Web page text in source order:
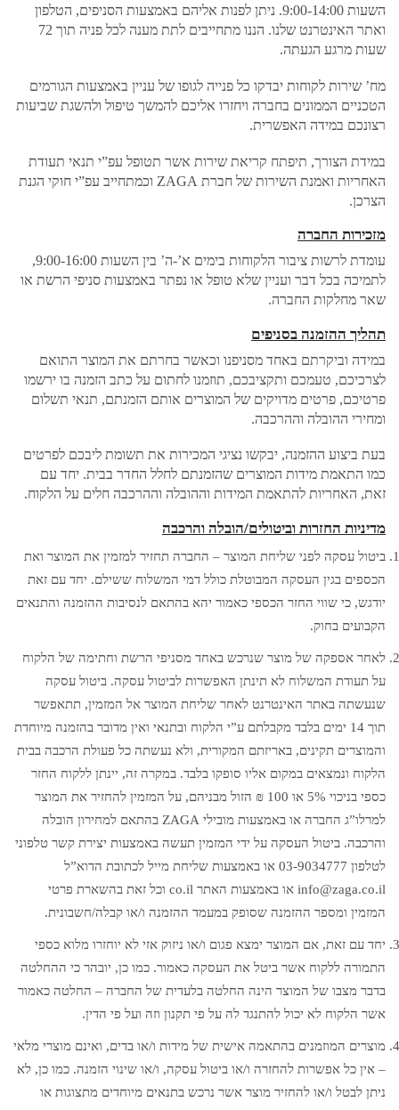
השעות 9:00-14:00. ניתן לפנות אליהם באמצעות הסניפים, הטלפון
ואתר האינטרנט שלנו. הננו מתחייבים לתת מענה לכל פניה תוך 72
שעות מרגע הגעתה.
מח’ שירות לקוחות יבדקו כל פנייה לגופו של עניין באמצעות הגורמים
הטכניים הממונים בחברה ויחזרו אליכם להמשך טיפול ולהשגת שביעות
רצונכם במידה האפשרית.
במידת הצורך, תיפתח קריאת שירות אשר תטופל עפ”י תנאי תעודת
האחריות ואמנת השירות של חברת ZAGA וכמתחייב עפ”י חוקי הגנת
הצרכן.
מזכירות החברה
עומדת לרשות ציבור הלקוחות בימים א’-ה’ בין השעות 9:00-16:00,
לתמיכה בכל דבר ועניין שלא טופל או נפתר באמצעות סניפי הרשת או
שאר מחלקות החברה.
תהליך ההזמנה בסניפים
במידה וביקרתם באחד מסניפנו וכאשר בחרתם את המוצר התואם
לצרכיכם, טעמכם ותקציבכם, תוזמנו לחתום על כתב הזמנה בו ירשמו
פרטיכם, פרטים מדויקים של המוצרים אותם הזמנתם, תנאי תשלום
ומחירי ההובלה וההרכבה.
בעת ביצוע ההזמנה, יבקשו נציגי המכירות את תשומת ליבכם לפרטים
כמו התאמת מידות המוצרים שהזמנתם לחלל החדר בבית. יחד עם
זאת, האחריות להתאמת המידות וההובלה וההרכבה חלים על הלקוח.
מדיניות החזרות וביטולים/הובלה והרכבה
ביטול עסקה לפני שליחת המוצר – החברה תחזיר למזמין את המוצר ואת
הכספים בגין העסקה המבוטלת כולל דמי המשלוח ששילם. יחד עם זאת
יודגש, כי שווי החזר הכספי כאמור יהא בהתאם לנסיבות ההזמנה והתנאים
הקבועים בחוק.
לאחר אספקה של מוצר שנרכש באחד מסניפי הרשת וחתימה של הלקוח
על תעודת המשלוח לא תינתן האפשרות לביטול עסקה. ביטול עסקה
שנעשתה באתר האינטרנט לאחר שליחת המוצר אל המזמין, תתאפשר
תוך 14 ימים בלבד מקבלתם ע”י הלקוח ובתנאי ואין מדובר בהזמנה מיוחדת
והמוצרים תקינים, באריזתם המקורית, ולא נעשתה כל פעולת הרכבה בבית
הלקוח ונמצאים במקום אליו סופקו בלבד. במקרה זה, יינתן ללקוח החזר
כספי בניכוי 5% או 100 ₪ הזול מבניהם, על המזמין להחזיר את המוצר
למרלו”ג החברה או באמצעות מובילי ZAGA בהתאם למחירון הובלה
והרכבה. ביטול העסקה על ידי המזמין תעשה באמצעות יצירת קשר טלפוני
לטלפון 03-9034777 או באמצעות שליחת מייל לכתובת הדוא”ל
info@zaga.co.il או באמצעות האתר co.il וכל זאת בהשארת פרטי
המזמין ומספר ההזמנה שסופק במעמד ההזמנה ו/או קבלה/חשבונית.
יחד עם זאת, אם המוצר ימצא פגום ו/או ניזוק אזי לא יוחזרו מלוא כספי
התמורה ללקוח אשר ביטל את העסקה כאמור. כמו כן, יובהר כי ההחלטה
בדבר מצבו של המוצר הינה החלטה בלעדית של החברה – החלטה כאמור
אשר הלקוח לא יכול להתנגד לה על פי תקנון וזה ועל פי הדין.
מוצרים המוזמנים בהתאמה אישית של מידות ו/או בדים, ואינם מוצרי מלאי
– אין כל אפשרות להחזרה ו/או ביטול עסקה, ו/או שינוי הזמנה. כמו כן, לא
ניתן לבטל ו/או להחזיר מוצר אשר נרכש בתנאים מיוחדים מתצוגות או